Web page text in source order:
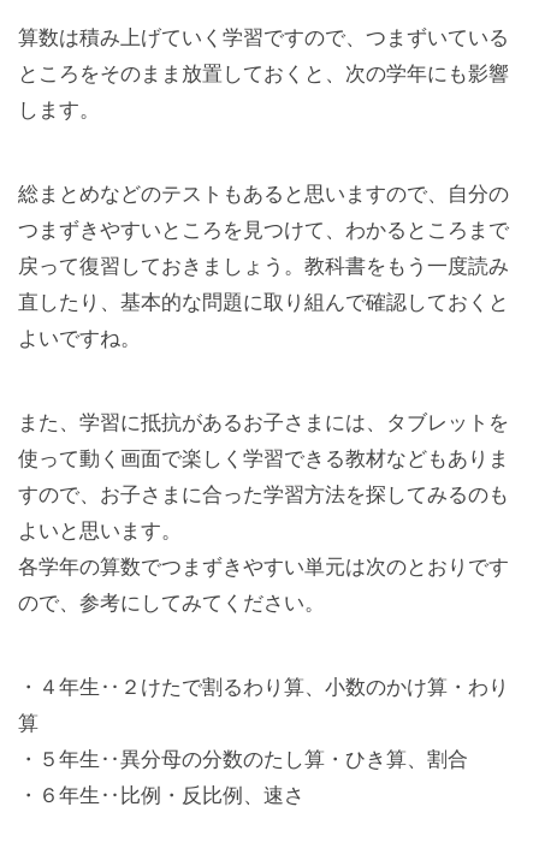
算数は積み上げていく学習ですので、つまずいている
ところをそのまま放置しておくと、次の学年にも影響
します。
総まとめなどのテストもあると思いますので、自分の
つまずきやすいところを見つけて、わかるところまで
戻って復習しておきましょう。教科書をもう一度読み
直したり、基本的な問題に取り組んで確認しておくと
よいですね。
また、学習に抵抗があるお子さまには、タブレットを
使って動く画面で楽しく学習できる教材などもありま
すので、お子さまに合った学習方法を探してみるのも
よいと思います。
各学年の算数でつまずきやすい単元は次のとおりです
ので、参考にしてみてください。
・４年生‥２けたで割るわり算、小数のかけ算・わり
算
・５年生‥異分母の分数のたし算・ひき算、割合
・６年生‥比例・反比例、速さ